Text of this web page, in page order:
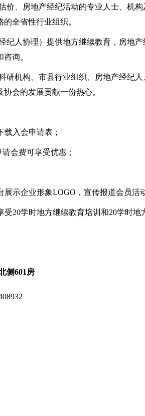
价、房地产经纪活动的专业人士、机构
全省性行业组织。
纪人协理）提供地方继续教育，房地
询。
研机构、市县行业组织、房地产经纪
会的发展贡献一份热心。
入会申请表；
会费可享受优惠；
示企业形象LOGO，宣传报道会员活
受20学时地方继续教育培训和20学时地
侧601 房